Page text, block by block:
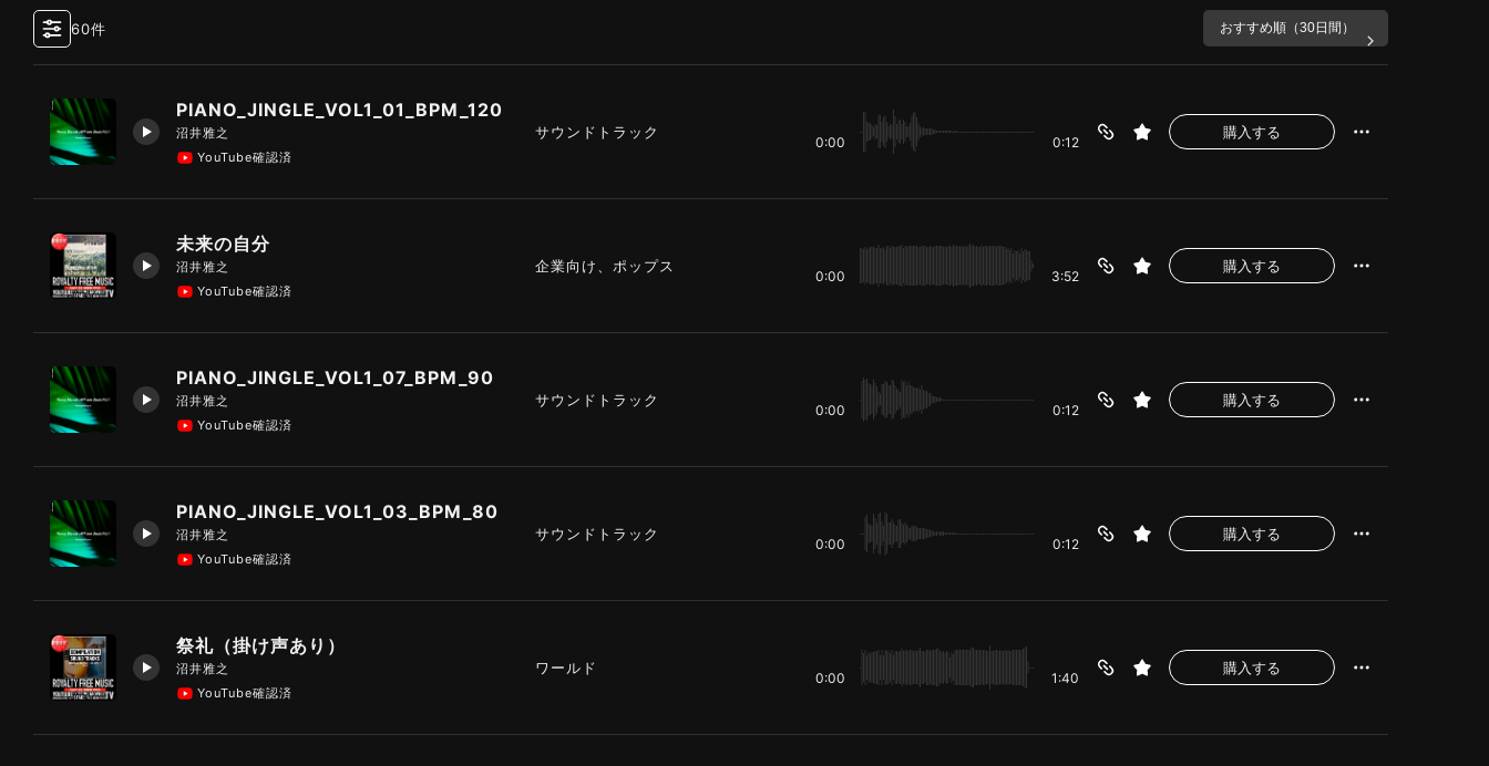
60件
PIANO_JINGLE_VOL1_01_BPM_120
沼井雅之
YouTube確認済
サウンドトラック
0:00 0:12
購入する
未来の自分
沼井雅之
YouTube確認済
企業向け、ポップス
0:00 3:52
購入する
PIANO_JINGLE_VOL1_07_BPM_90
沼井雅之
YouTube確認済
サウンドトラック
0:00 0:12
購入する
PIANO_JINGLE_VOL1_03_BPM_80
沼井雅之
YouTube確認済
サウンドトラック
0:00 0:12
購入する
祭礼（掛け声あり）
沼井雅之
YouTube確認済
ワールド
0:00 1:40
購入する